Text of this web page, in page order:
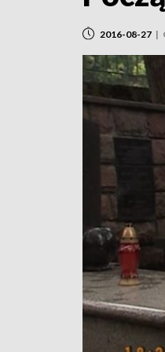
2016-08-27 |